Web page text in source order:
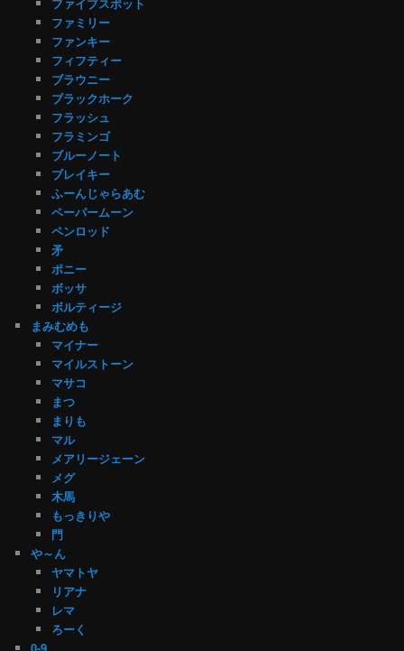
ファミリー
ファンキー
フィフティー
ブラウニー
ブラックホーク
フラッシュ
フラミンゴ
ブルーノート
ブレイキー
ふーんじゃらあむ
ペーパームーン
ペンロッド
矛
ポニー
ボッサ
ボルティージ
まみむめも
マイナー
マイルストーン
マサコ
まつ
まりも
マル
メアリージェーン
メグ
木馬
もっきりや
門
や～ん
ヤマトヤ
リアナ
レマ
ろーく
0-9